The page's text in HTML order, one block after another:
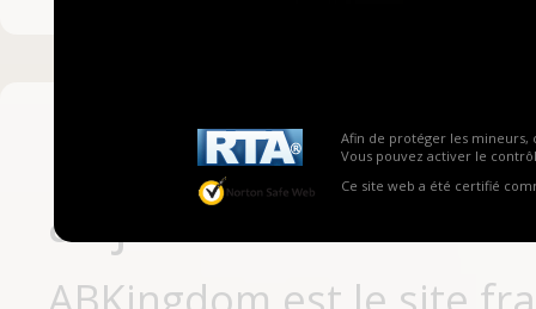
Afin de protéger les mineurs,
Vous pouvez activer le
Ce site web a été certifié
Pas encore
aujourd'hui